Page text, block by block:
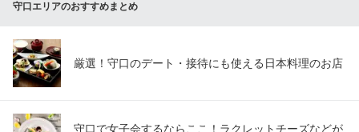
大阪府守口市桜町5-15
守口エリアのおすすめまとめ
厳選！守口のデート・接待にも使える日本料理のお店
守口で女子会するならここ！ラクレットチーズなどが